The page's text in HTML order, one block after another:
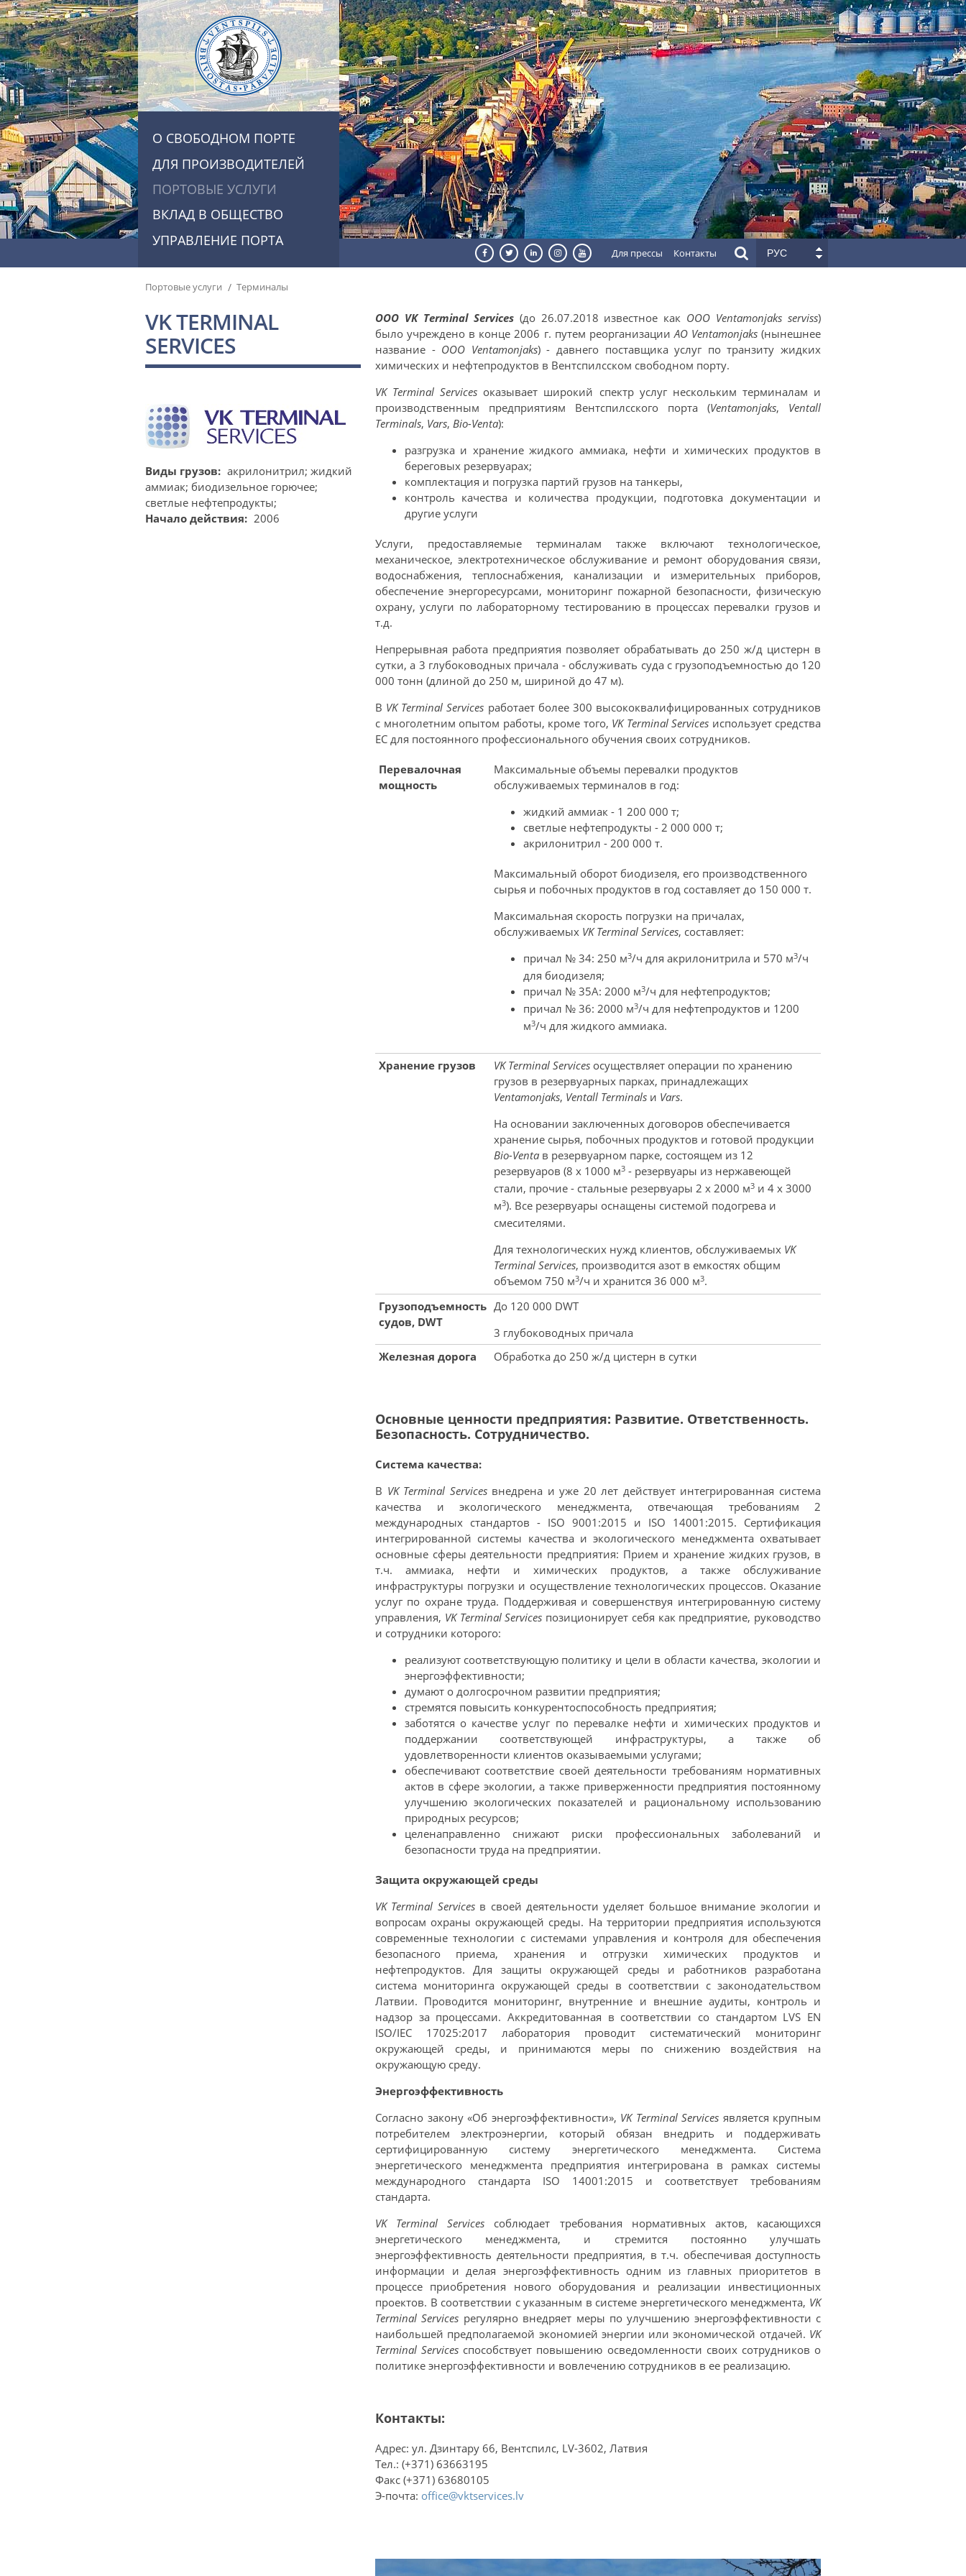
О СВОБОДНОМ ПОРТЕ
ДЛЯ ПРОИЗВОДИТЕЛЕЙ
ПОРТОВЫЕ УСЛУГИ
ВКЛАД В ОБЩЕСТВО
УПРАВЛЕНИЕ ПОРТА
Для прессы Контакты РУС
Портовые услуги / Терминалы
VK TERMINAL
SERVICES
Виды грузов: акрилонитрил; жидкий
аммиак; биодизельное горючее;
светлые нефтепродукты;
Начало действия: 2006
ООО VK Terminal Services(до 26.07.2018 известное как ООО Ventamonjaks serviss)
было учреждено в конце 2006 г. путем реорганизации АО Ventamonjaks(нынешнее
название - ООО Ventamonjaks) - давнего поставщика услуг по транзиту жидких
химических и нефтепродуктов в Вентспилсском свободном порту.
VK Terminal Services оказывает широкий спектр услуг нескольким терминалам и
производственным предприятиям Вентспилсского порта (Ventamonjaks, Ventall
Terminals, Vars, Bio-Venta):
разгрузка и хранение жидкого аммиака, нефти и химических продуктов в
береговых резервуарах;
комплектация и погрузка партий грузов на танкеры,
контроль качества и количества продукции, подготовка документации и
другие услуги
Услуги, предоставляемые терминалам также включают технологическое,
механическое, электротехническое обслуживание и ремонт оборудования связи,
водоснабжения, теплоснабжения, канализации и измерительных приборов,
обеспечение энергоресурсами, мониторинг пожарной безопасности, физическую
охрану, услуги по лабораторному тестированию в процессах перевалки грузов и
т.д.
Непрерывная работа предприятия позволяет обрабатывать до 250 ж/д цистерн в
сутки, а 3 глубоководных причала - обслуживать суда с грузоподъемностью до 120
000 тонн (длиной до 250 м, шириной до 47 м).
В VK Terminal Services работает более 300 высококвалифицированных сотрудников
с многолетним опытом работы, кроме того, VK Terminal Services использует средства
ЕС для постоянного профессионального обучения своих сотрудников.
Перевалочная
мощность
Максимальные объемы перевалки продуктов
обслуживаемых терминалов в год:
жидкий аммиак - 1 200 000 т;
светлые нефтепродукты - 2 000 000 т;
акрилонитрил - 200 000 т.
Максимальный оборот биодизеля, его производственного
сырья и побочных продуктов в год составляет до 150 000 т.
Максимальная скорость погрузки на причалах,
обслуживаемых VK Terminal Services, составляет:
причал № 34: 250 м3/ч для акрилонитрила и 570 м3/ч
для биодизеля;
причал № 35А: 2000 м3/ч для нефтепродуктов;
причал № 36: 2000 м3/ч для нефтепродуктов и 1200
м3/ч для жидкого аммиака.
Хранение грузов VK Terminal Services осуществляет операции по хранению
грузов в резервуарных парках, принадлежащих
Ventamonjaks, Ventall Terminals и Vars.
На основании заключенных договоров обеспечивается
хранение сырья, побочных продуктов и готовой продукции
Bio-Venta в резервуарном парке, состоящем из 12
резервуаров (8 x 1000 м3 - резервуары из нержавеющей
стали, прочие - стальные резервуары 2 x 2000 м3 и 4 x 3000
м3). Все резервуары оснащены системой подогрева и
смесителями.
Для технологических нужд клиентов, обслуживаемых VK
Terminal Services, производится азот в емкостях общим
объемом 750 м3/ч и хранится 36 000 м3.
Грузоподъемность
судов, DWT
До 120 000 DWT
3 глубоководных причала
Железная дорога
Обработка до 250 ж/д цистерн в сутки
Основные ценности предприятия: Развитие. Ответственность.
Безопасность. Сотрудничество.
Система качества:
В VK Terminal Servicesвнедрена и уже 20 лет действует интегрированная система
качества и экологического менеджмента, отвечающая требованиям 2
международных стандартов - ISO 9001:2015 и ISO 14001:2015. Сертификация
интегрированной системы качества и экологического менеджмента охватывает
основные сферы деятельности предприятия: Прием и хранение жидких грузов, в
т.ч. аммиака, нефти и химических продуктов, а также обслуживание
инфраструктуры погрузки и осуществление технологических процессов. Оказание
услуг по охране труда. Поддерживая и совершенствуя интегрированную систему
управления, VK Terminal Services позиционирует себя как предприятие, руководство
и сотрудники которого:
реализуют соответствующую политику и цели в области качества, экологии и
энергоэффективности;
думают о долгосрочном развитии предприятия;
стремятся повысить конкурентоспособность предприятия;
заботятся о качестве услуг по перевалке нефти и химических продуктов и
поддержании соответствующей инфраструктуры, а также об
удовлетворенности клиентов оказываемыми услугами;
обеспечивают соответствие своей деятельности требованиям нормативных
актов в сфере экологии, а также приверженности предприятия постоянному
улучшению экологических показателей и рациональному использованию
природных ресурсов;
целенаправленно снижают риски профессиональных заболеваний и
безопасности труда на предприятии.
Защита окружающей среды
VK Terminal Servicesв своей деятельности уделяет большое внимание экологии и
вопросам охраны окружающей среды. На территории предприятия используются
современные технологии с системами управления и контроля для обеспечения
безопасного приема, хранения и отгрузки химических продуктов и
нефтепродуктов. Для защиты окружающей среды и работников разработана
система мониторинга окружающей среды в соответствии с законодательством
Латвии. Проводится мониторинг, внутренние и внешние аудиты, контроль и
надзор за процессами. Аккредитованная в соответствии со стандартом LVS EN
ISO/IEC 17025:2017 лаборатория проводит систематический мониторинг
окружающей среды, и принимаются меры по снижению воздействия на
окружающую среду.
Энергоэффективность
Согласно закону «Об энергоэффективности», VK Terminal Services является крупным
потребителем электроэнергии, который обязан внедрить и поддерживать
сертифицированную систему энергетического менеджмента. Система
энергетического менеджмента предприятия интегрирована в рамках системы
международного стандарта ISO 14001:2015 и соответствует требованиям
стандарта.
VK Terminal Services соблюдает требования нормативных актов, касающихся
энергетического менеджмента, и стремится постоянно улучшать
энергоэффективность деятельности предприятия, в т.ч. обеспечивая доступность
информации и делая энергоэффективность одним из главных приоритетов в
процессе приобретения нового оборудования и реализации инвестиционных
проектов. В соответствии с указанным в системе энергетического менеджмента, VK
Terminal Services регулярно внедряет меры по улучшению энергоэффективности с
наибольшей предполагаемой экономией энергии или экономической отдачей. VK
Terminal Services способствует повышению осведомленности своих сотрудников о
политике энергоэффективности и вовлечению сотрудников в ее реализацию.
Контакты:
Адрес: ул. Дзинтару 66, Вентспилс, LV-3602, Латвия
Тел.: (+371) 63663195
Факс (+371) 63680105
Э-почта: office@vktservices.lv